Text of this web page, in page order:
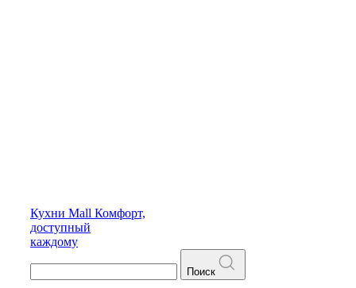
Кухни Mall Комфорт,
доступный
каждому
Поиск